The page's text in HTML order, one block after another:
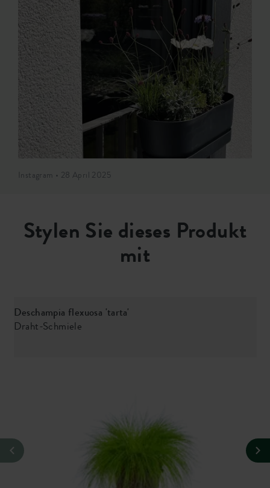
Instagram • 28 April 2025
Stylen Sie dieses Produkt
mit
Deschampia flexuosa 'tarta'
Draht-Schmiele